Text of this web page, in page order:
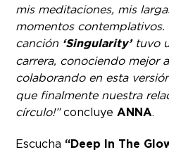
mis meditaciones, mis
momentos contemplativos.
canción ‘Singularity’tuvo
carrera, conociendo mejor
colaborando en esta
que finalmente nuestra
círculo!”concluye ANNA.
Escucha “Deep In The